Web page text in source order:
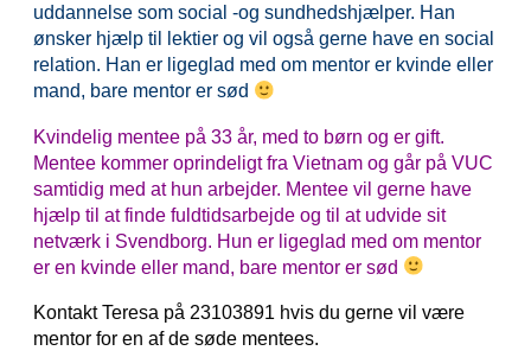
uddannelse som social -og sundhedshjælper. Han
ønsker hjælp til lektier og vil også gerne have en social
relation. Han er ligeglad med om mentor er kvinde eller
mand, bare mentor er sød
Kvindelig mentee på 33 år, med to børn og er gift.
Mentee kommer oprindeligt fra Vietnam og går på VUC
samtidig med at hun arbejder. Mentee vil gerne have
hjælp til at finde fuldtidsarbejde og til at udvide sit
netværk i Svendborg. Hun er ligeglad med om mentor
er en kvinde eller mand, bare mentor er sød
Kontakt Teresa på 23103891 hvis du gerne vil være
mentor for en af de søde mentees.